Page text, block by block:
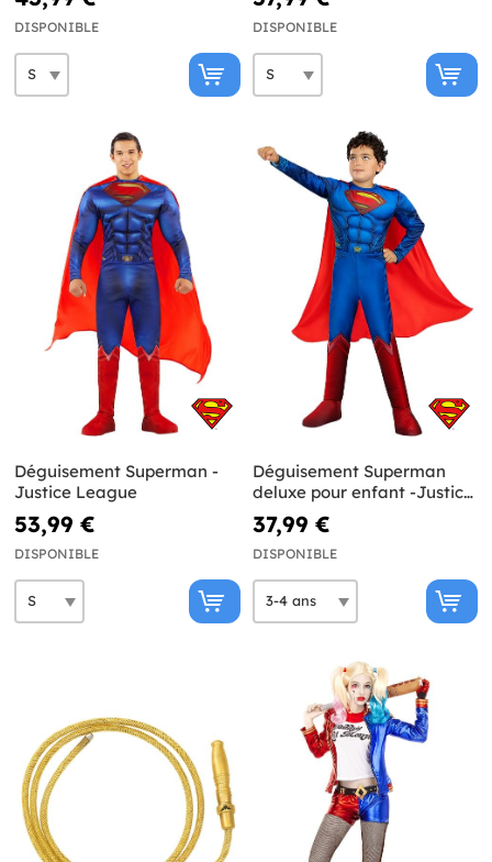
DISPONIBLE DISPONIBLE
Déguisement Superman -
Justice League
53,99 €
DISPONIBLE
Déguisement Superman
deluxe pour enfant -Justice
League
37,99 €
DISPONIBLE